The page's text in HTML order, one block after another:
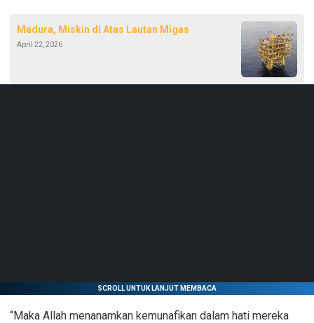
Madura, Miskin di Atas Lautan Migas
April 22, 2026
SCROLL UNTUK LANJUT MEMBACA
“Maka Allah menanamkan kemunafikan dalam hati mereka